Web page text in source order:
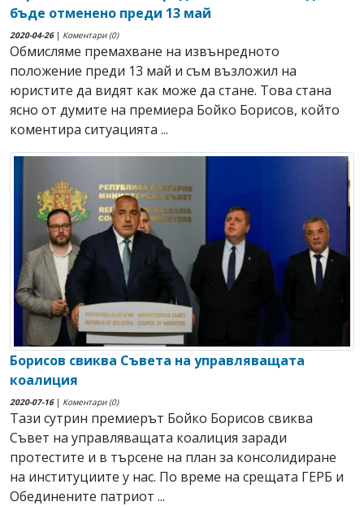
бъде отменено преди 13 май
2020-04-26| Коментари (0)
Обмисляме премахване на извънредното
положение преди 13 май и съм възложил на
юристите да видят как може да стане. Това стана
ясно от думите на премиера Бойко Борисов, който
коментира ситуацията ...
Борисов свиква Съвета на управляващата
коалиция
2020-07-16| Коментари (0)
Тази сутрин премиерът Бойко Борисов свиква
Съвет на управляващата коалиция заради
протестите и в търсене на план за консолидиране
на институциите у нас. По време на срещата ГЕРБ и
Обединените патриот ...